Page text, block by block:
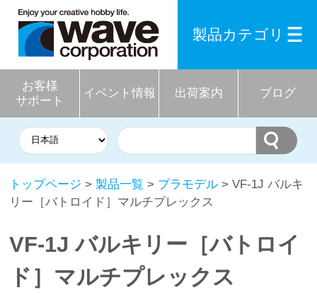
お客様
サポート
イベント情報 出荷案内 ブログ
製品カテゴリ
トップページ > 製品一覧 > プラモデル > VF-1J バルキ
リー［バトロイド］マルチプレックス
VF-1J バルキリー［バトロイ
ド］マルチプレックス